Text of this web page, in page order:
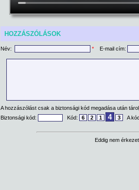
HOZZÁSZÓLÁSOK
Név: * E-mail cím:
A hozzászólást csak a biztonsági kód megadása után
Biztonsági kód:
Kód: 6 2 1 4 3 A
Eddig nem